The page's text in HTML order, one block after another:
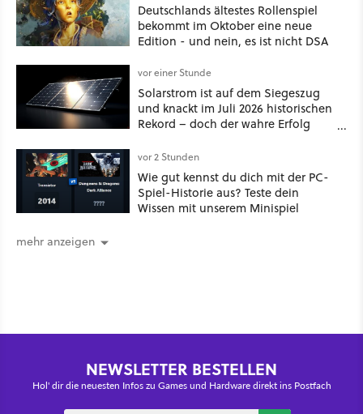
Deutschlands ältestes Rollenspiel
bekommt im Oktober eine neue
Edition - und nein, es ist nicht DSA
vor einer Stunde
Solarstrom ist auf dem Siegeszug
und knackt im Juli 2026 historischen
Rekord – doch der wahre Erfolg
vor 2 Stunden
Wie gut kennst du dich mit der PC-
Spiel-Historie aus? Teste dein
Wissen mit unserem Minispiel
mehr anzeigen
NEWSLETTER BESTELLEN
Hol' dir die neuesten Infos zu Games und Hardware direkt ins Postfach